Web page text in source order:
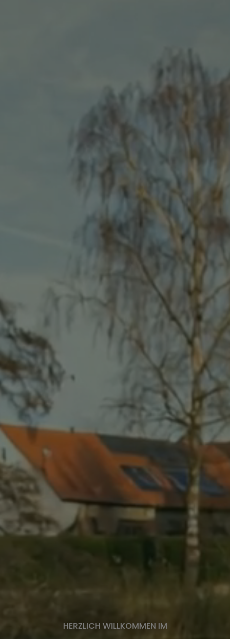
HERZLICH WILLKOMMEN IM